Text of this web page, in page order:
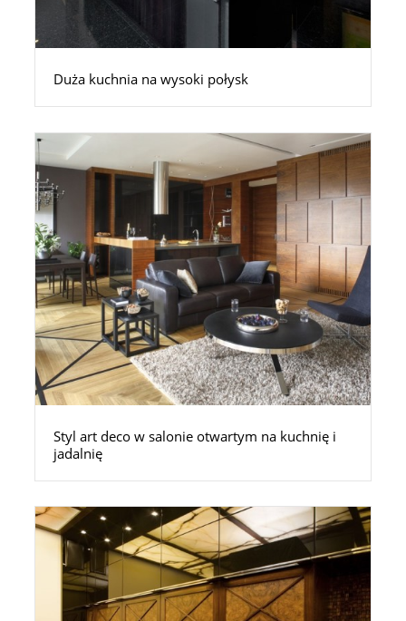
Duża kuchnia na wysoki połysk
Styl art deco w salonie otwartym na kuchnię i
jadalnię